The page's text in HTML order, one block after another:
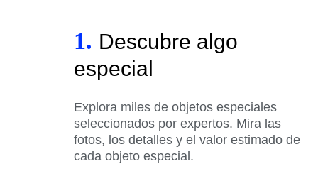
1. Descubre algo
especial
Explora miles de objetos especiales
seleccionados por expertos. Mira las
fotos, los detalles y el valor estimado de
cada objeto especial.